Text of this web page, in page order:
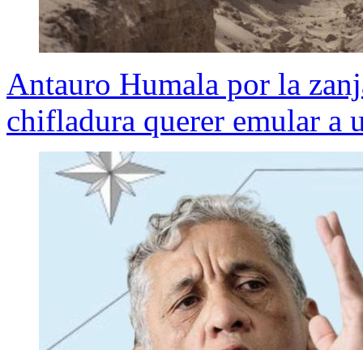
Antauro Humala por la
chifladura querer emular a